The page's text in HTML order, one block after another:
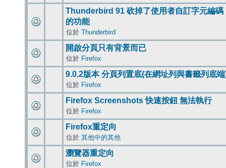
Thunderbird 91 砍掉了使用者自訂字元編碼
的功能
位於 Thunderbird
開啟分頁只有背景而已
位於 Firefox
9.0.2版本 分頁列置底(在網址列與書籤列底
位於 Firefox
Firefox Screenshots 快速按鈕 無法執行
位於 Firefox
Firefox重定向
位於 其他中的其他
瀏覽器重定向
位於 Firefox